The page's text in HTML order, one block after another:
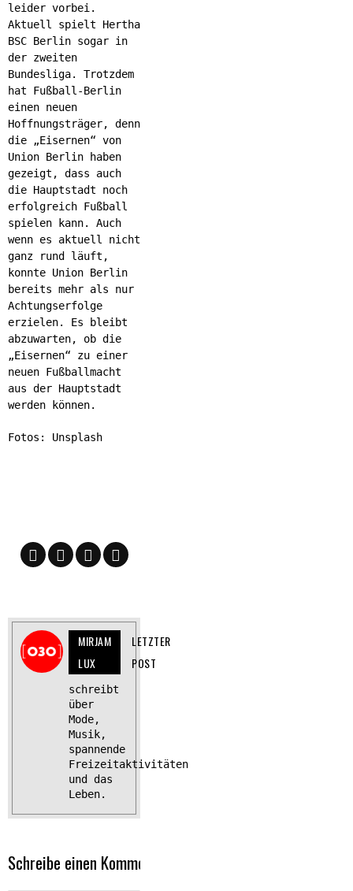
leider vorbei.
Aktuell spielt Hertha
BSC Berlin sogar in
der zweiten
Bundesliga. Trotzdem
hat Fußball-Berlin
einen neuen
Hoffnungsträger, denn
die „Eisernen“ von
Union Berlin haben
gezeigt, dass auch
die Hauptstadt noch
erfolgreich Fußball
spielen kann. Auch
wenn es aktuell nicht
ganz rund läuft,
konnte Union Berlin
bereits mehr als nur
Achtungserfolge
erzielen. Es bleibt
abzuwarten, ob die
„Eisernen“ zu einer
neuen Fußballmacht
aus der Hauptstadt
werden können.
Fotos: Unsplash
MIRJAM
LUX
LETZTER
POST
schreibt
über
Mode,
Musik,
spannende
Freizeitaktivitäten
und das
Leben.
Schreibe einen Kommentar